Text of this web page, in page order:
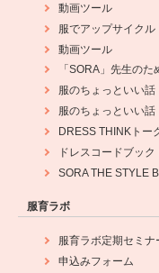
動画ツール
服でアップサイクル
動画ツール
「SORA」先生のた
服のちょっといい話
服のちょっといい話
DRESS THINKトー
ドレスコードブック
SORA THE STYLE
服育ラボ
服育ラボ定期セミナ
申込みフォーム